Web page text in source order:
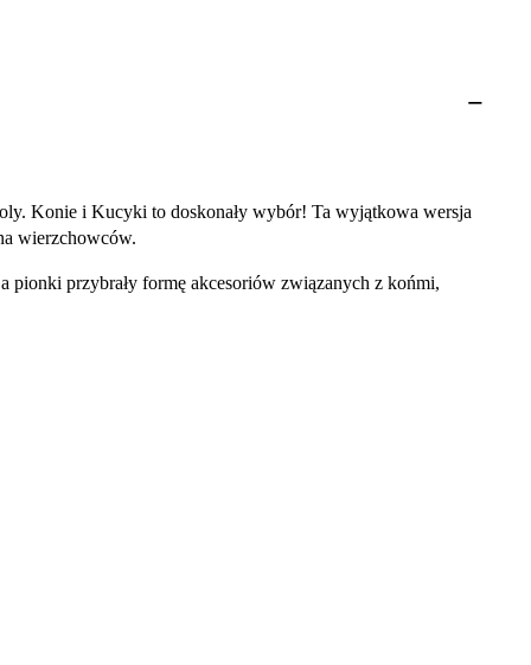
Konie i Kucyki to doskonały wybór! Ta wyjątkowa wersja
wierzchowców.
pionki przybrały formę akcesoriów związanych z końmi,